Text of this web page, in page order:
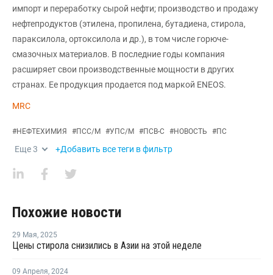
импорт и переработку сырой нефти; производство и продажу
нефтепродуктов (этилена, пропилена, бутадиена, стирола,
параксилола, ортоксилола и др.), в том числе горюче-
смазочных материалов. В последние годы компания
расширяет свои производственные мощности в других
странах. Ее продукция продается под маркой ENEOS.
MRC
#НЕФТЕХИМИЯ #ПСС/М #УПС/М #ПСВ-С #НОВОСТЬ #ПС
Еще3 +Добавить все теги в фильтр
Похожие новости
29 Мая, 2025
Цены стирола снизились в Азии на этой неделе
09 Апреля, 2024